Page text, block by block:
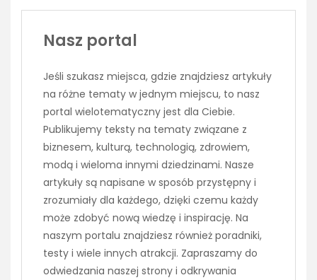
Nasz portal
Jeśli szukasz miejsca, gdzie znajdziesz artykuły
na różne tematy w jednym miejscu, to nasz
portal wielotematyczny jest dla Ciebie.
Publikujemy teksty na tematy związane z
biznesem, kulturą, technologią, zdrowiem,
modą i wieloma innymi dziedzinami. Nasze
artykuły są napisane w sposób przystępny i
zrozumiały dla każdego, dzięki czemu każdy
może zdobyć nową wiedzę i inspirację. Na
naszym portalu znajdziesz również poradniki,
testy i wiele innych atrakcji. Zapraszamy do
odwiedzania naszej strony i odkrywania